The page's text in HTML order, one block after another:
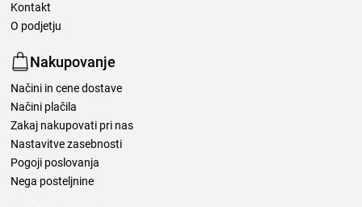
Kontakt
O podjetju
Nakupovanje
Načini in cene dostave
Načini plačila
Zakaj nakupovati pri nas
Nastavitve zasebnosti
Pogoji poslovanja
Nega posteljnine